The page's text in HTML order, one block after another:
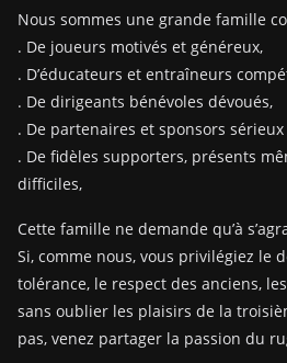
Nous sommes une grande famille
. De joueurs motivés et généreux,
. D’éducateurs et entraîneurs
. De dirigeants bénévoles dévoués,
. De partenaires et sponsors
. De fidèles supporters, présents
difficiles,
Cette famille ne demande qu’à
Si, comme nous, vous privilégiez le
tolérance, le respect des anciens,
sans oublier les plaisirs de la
pas, venez partager la passion du